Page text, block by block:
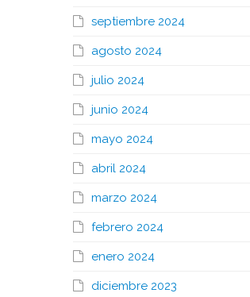
septiembre 2024
agosto 2024
julio 2024
junio 2024
mayo 2024
abril 2024
marzo 2024
febrero 2024
enero 2024
diciembre 2023